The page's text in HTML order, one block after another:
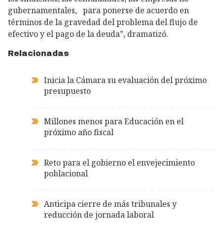
gubernamentales, para ponerse de acuerdo en
términos de la gravedad del problema del flujo de
efectivo y el pago de la deuda”, dramatizó.
Relacionadas
Inicia la Cámara su evaluación del próximo
presupuesto
Millones menos para Educación en el
próximo año fiscal
Reto para el gobierno el envejecimiento
poblacional
Anticipa cierre de más tribunales y
reducción de jornada laboral